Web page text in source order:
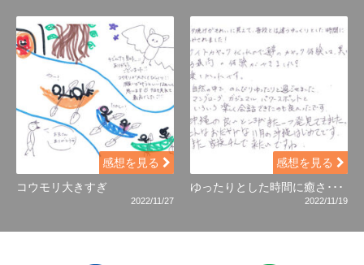
感想を見る
コウモリ大きすぎ
2022/11/27
感想を見る
ゆったりとした時間に癒さ･･･
2022/11/19